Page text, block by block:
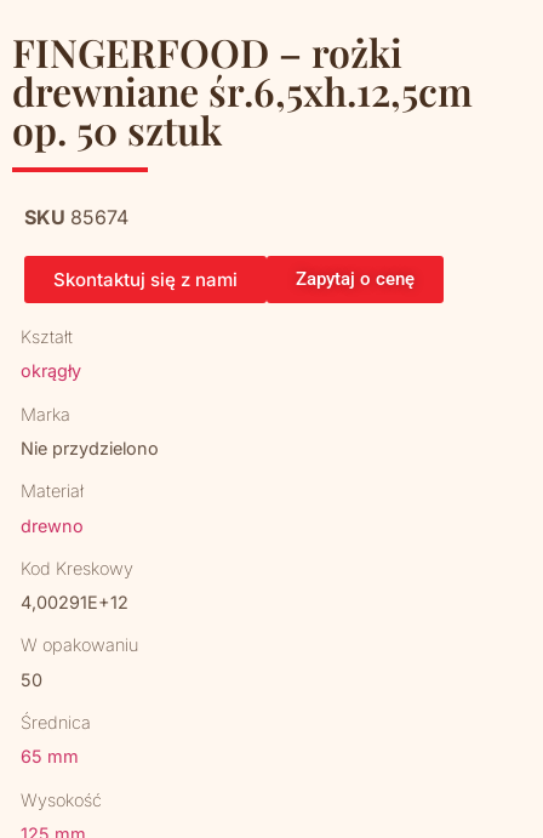
FINGERFOOD – rożki
drewniane śr.6,5xh.12,5cm
op. 50 sztuk
SKU 85674
Skontaktuj się z nami Zapytaj o cenę
Kształt
okrągły
Marka
Nie przydzielono
Materiał
drewno
Kod Kreskowy
4,00291E+12
W opakowaniu
50
Średnica
65 mm
Wysokość
125 mm